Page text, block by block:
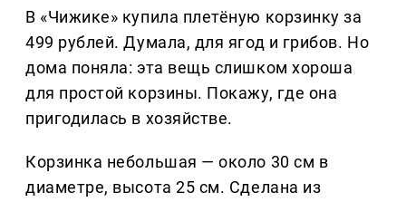
В «Чижике» купила плетёную корзинку за
499 рублей. Думала, для ягод и грибов. Но
дома поняла: эта вещь слишком хороша
для простой корзины. Покажу, где она
пригодилась в хозяйстве.
Корзинка небольшая — около 30 см в
диаметре, высота 25 см. Сделана из